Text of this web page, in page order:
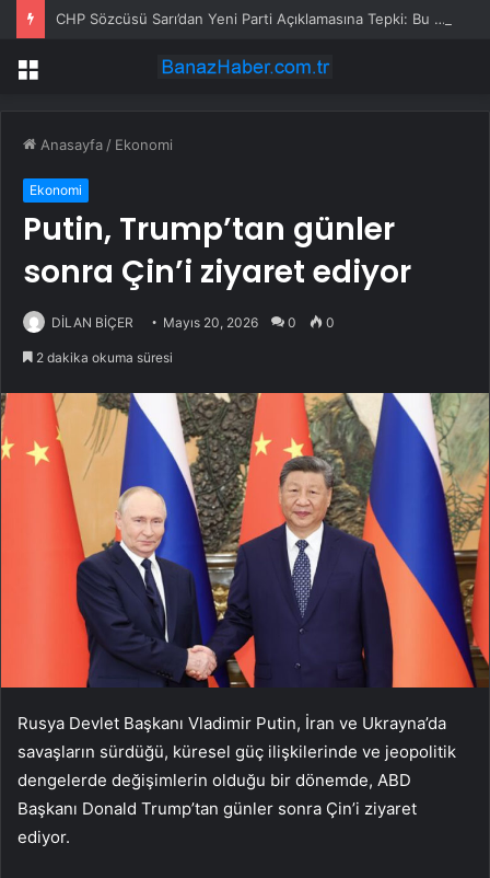
CHP Sözcüsü Sarı’dan Yeni Parti Açıklamasına Tepki: Bu Arkadaşlarımız Koltukçu
Menü
Anasayfa / Ekonomi
Ekonomi
Putin, Trump’tan günler
sonra Çin’i ziyaret ediyor
DİLAN BİÇER Mayıs 20, 2026 0 0
2 dakika okuma süresi
Rusya Devlet Başkanı Vladimir Putin, İran ve Ukrayna’da
savaşların sürdüğü, küresel güç ilişkilerinde ve jeopolitik
dengelerde değişimlerin olduğu bir dönemde, ABD
Başkanı Donald Trump’tan günler sonra Çin’i ziyaret
ediyor.